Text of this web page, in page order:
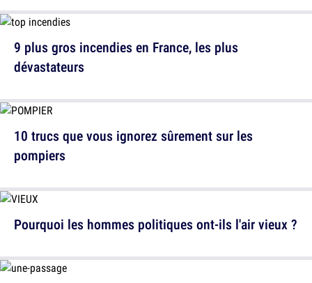
10 trucs que vous ignorez sûrement sur les
pompiers
9 plus gros incendies en France, les plus
dévastateurs
Pourquoi les hommes politiques ont-ils l'air vieux ?